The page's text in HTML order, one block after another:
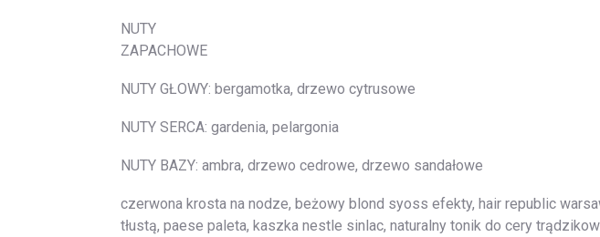
NUTY
ZAPACHOWE
NUTY GŁOWY: bergamotka, drzewo cytrusowe
NUTY SERCA: gardenia, pelargonia
NUTY BAZY: ambra, drzewo cedrowe, drzewo sandałowe
czerwona krosta na nodze, beżowy blond syoss efekty, hair republic
tłustą, paese paleta, kaszka nestle sinlac, naturalny tonik do cery